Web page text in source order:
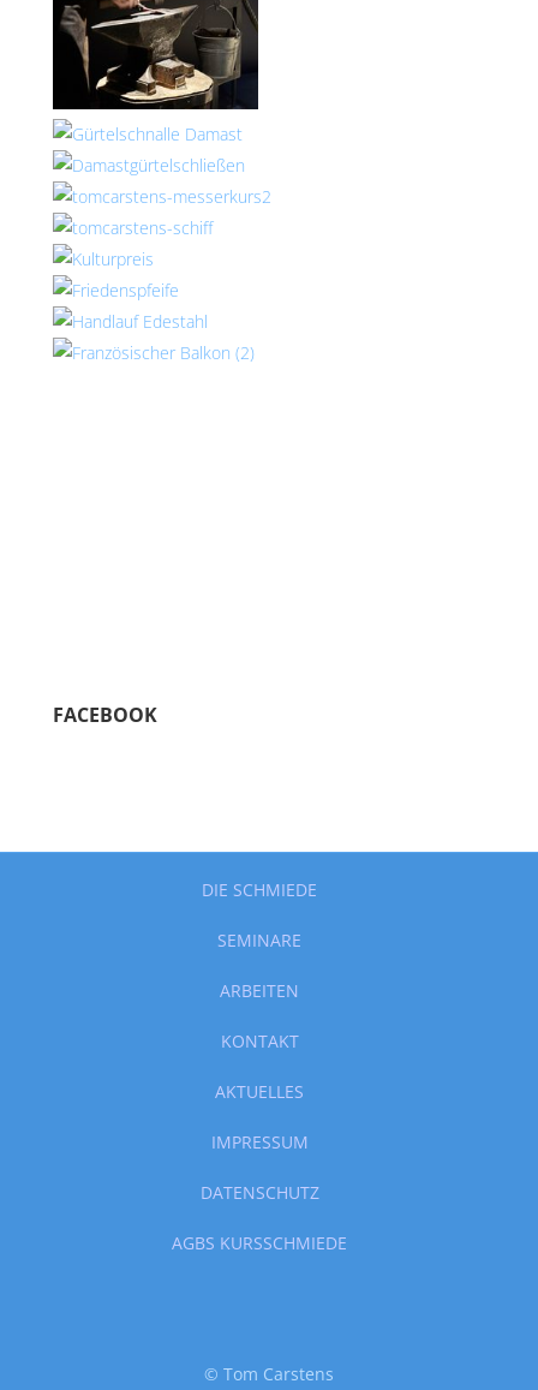
FACEBOOK
DIE SCHMIEDE
SEMINARE
ARBEITEN
KONTAKT
AKTUELLES
IMPRESSUM
DATENSCHUTZ
AGBS KURSSCHMIEDE
© Tom Carstens